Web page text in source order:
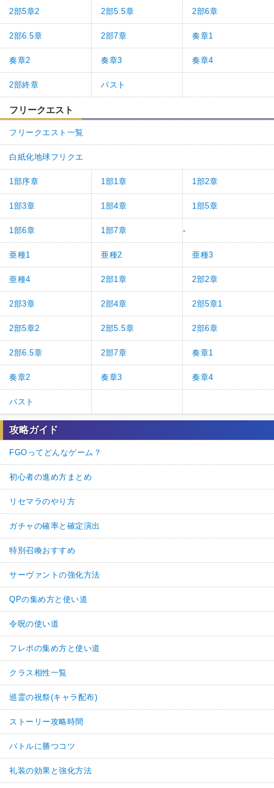
2部5章2 2部5.5章 2部6章
2部6.5章 2部7章 奏章1
奏章2 奏章3 奏章4
2部終章 パスト
フリークエスト
フリークエスト一覧
白紙化地球フリクエ
1部序章 1部1章 1部2章
1部3章 1部4章 1部5章
1部6章 1部7章 -
亜種1 亜種2 亜種3
亜種4 2部1章 2部2章
2部3章 2部4章 2部5章1
2部5章2 2部5.5章 2部6章
2部6.5章 2部7章 奏章1
奏章2 奏章3 奏章4
パスト
攻略ガイド
FGOってどんなゲーム？
初心者の進め方まとめ
リセマラのやり方
ガチャの確率と確定演出
特別召喚おすすめ
サーヴァントの強化方法
QPの集め方と使い道
令呪の使い道
フレポの集め方と使い道
クラス相性一覧
巡霊の祝祭(キャラ配布)
ストーリー攻略時間
バトルに勝つコツ
礼装の効果と強化方法